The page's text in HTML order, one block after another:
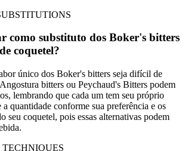
como substituto dos Boker's bitters
coquetel?
único dos Boker's bitters seja difícil de
bitters ou Peychaud's Bitters podem
lembrando que cada um tem seu próprio
quantidade conforme sua preferência e os
seu coquetel, pois essas alternativas podem